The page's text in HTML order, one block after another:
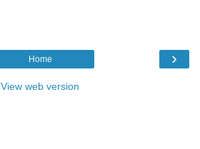
›
Home
View web version